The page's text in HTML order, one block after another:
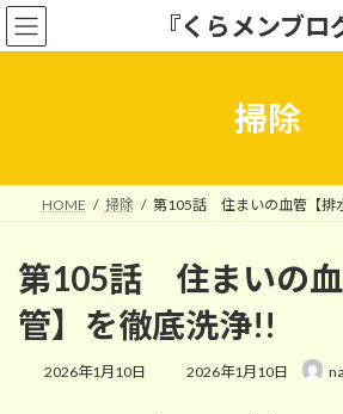
コ
ン
ナ
ビ
『くらメンブロ
掃除
HOME 掃除 第105話 住まいの血管【排
第105話 住まいの
管】を徹底洗浄!!
2026年1月10日
最
2026年1月10日